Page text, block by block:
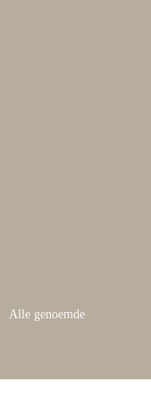
genoemde